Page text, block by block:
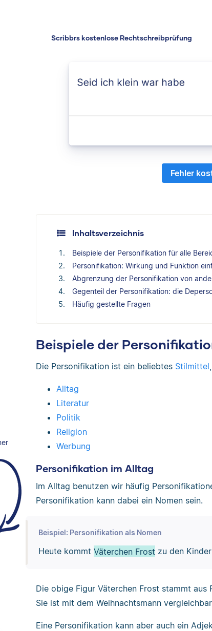
Scribbrs kostenlose Rechtschreibprüfung
Fehler
Inhaltsverzeichnis
Beispiele der Personifikation für alle
Personifikation: Wirkung und Funktion
Abgrenzung der Personifikation von
Gegenteil der Personifikation: die
Häufig gestellte Fragen
Beispiele der
Die Personifikation ist ein beliebtes Stilmittel
Alltag
Literatur
Politik
Religion
Werbung
Personifikation im Alltag
Im Alltag benutzen wir häufig
Personifikation kann dabei ein Nomen sein.
Beispiel: Personifikation als Nomen
Heute kommt Väterchen Frost zu den
Die obige Figur Väterchen Frost stammt
Sie ist mit dem Weihnachtsmann
Eine Personifikation kann aber auch ein